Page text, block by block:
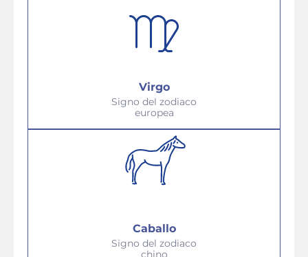
Virgo
Signo del zodiaco
europea
Caballo
Signo del zodiaco
chino